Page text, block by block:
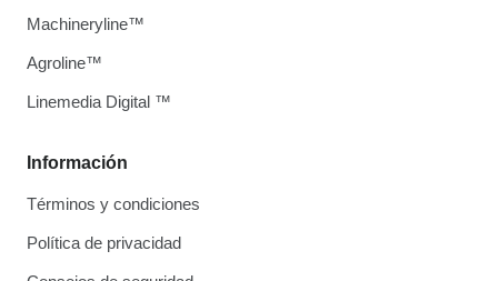
Información
Términos y condiciones
Política de privacidad
Machineryline™
Agroline™
Linemedia Digital ™